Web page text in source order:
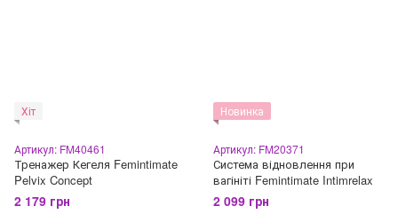
Хіт
Артикул: FM40461
Тренажер Кегеля Femintimate
Pelvix Concept
2 179 грн
Новинка
Артикул: FM20371
Система відновлення при
вагініті Femintimate Intimrelax
2 099 грн